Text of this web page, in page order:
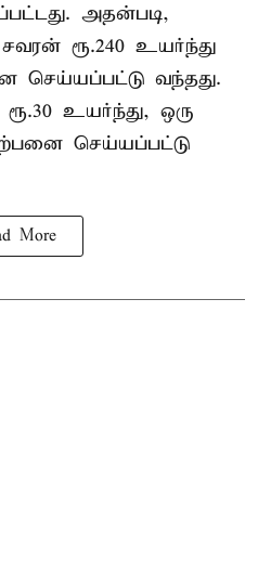
அதன்படி,
ரூ.240 உயர்ந்து
செய்யப்பட்டு வந்தது.
உயர்ந்து, ஒரு
செய்யப்பட்டு
More